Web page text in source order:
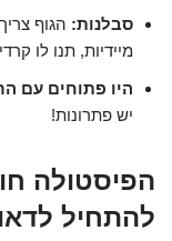
סבלנות: הגוף
מיידיות, תנו לו
היו פתוחים עם
יש פתרונות!
הפיסטולה
להתחיל